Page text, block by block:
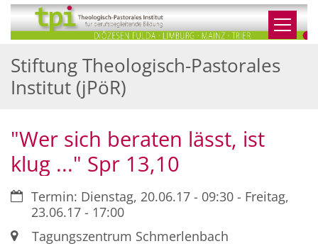
Zum Inhalt springen
Stiftung Theologisch-Pastorales
Institut (jPöR)
"Wer sich beraten lässt, ist
klug ..." Spr 13,10
Datum:Termin: Dienstag, 20.06.17 - 09:30 - Freitag,
23.06.17 - 17:00
Ort:Tagungszentrum Schmerlenbach